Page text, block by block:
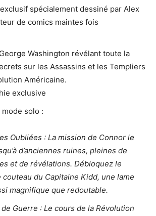
spécialement dessiné par Alex
de comics maintes fois
Washington révélant toute la
sur les Assassins et les Templiers
Américaine.
exclusive
solo :
Oubliées : La mission de Connor le
d’anciennes ruines, pleines de
et de révélations. Débloquez le
du Capitaine Kidd, une lame
magnifique que redoutable.
Guerre : Le cours de la Révolution